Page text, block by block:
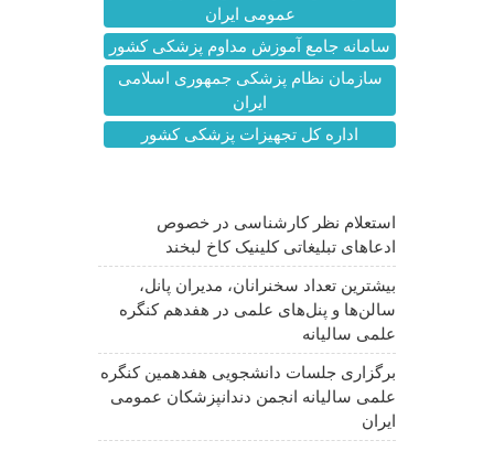
عمومی ایران
سامانه جامع آموزش مداوم پزشکی کشور
سازمان نظام پزشکی جمهوری اسلامی
ایران
اداره کل تجهیزات پزشکی کشور
استعلام نظر کارشناسی در خصوص
ادعاهای تبلیغاتی کلینیک کاخ لبخند
بیشترین تعداد سخنرانان، مدیران پانل،
سالن‌ها و پنل‌های علمی در هفدهم کنگره
علمی سالیانه
برگزاری جلسات دانشجویی هفدهمین کنگره
علمی سالیانه انجمن دندانپزشکان عمومی
ایران